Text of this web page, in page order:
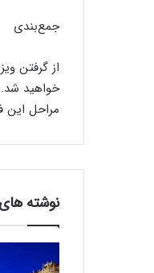
جمع‌بندی
از گرفتن
خواهید شد.
مراحل این
نوشته